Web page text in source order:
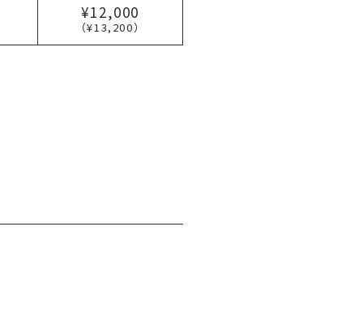
¥12,000
（¥13,200）